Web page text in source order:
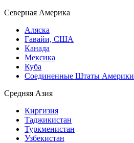
Северная Америка
Аляска
Гавайи, США
Канада
Мексика
Куба
Соединенные Штаты Америки
Средняя Азия
Киргизия
Таджикистан
Туркменистан
Узбекистан